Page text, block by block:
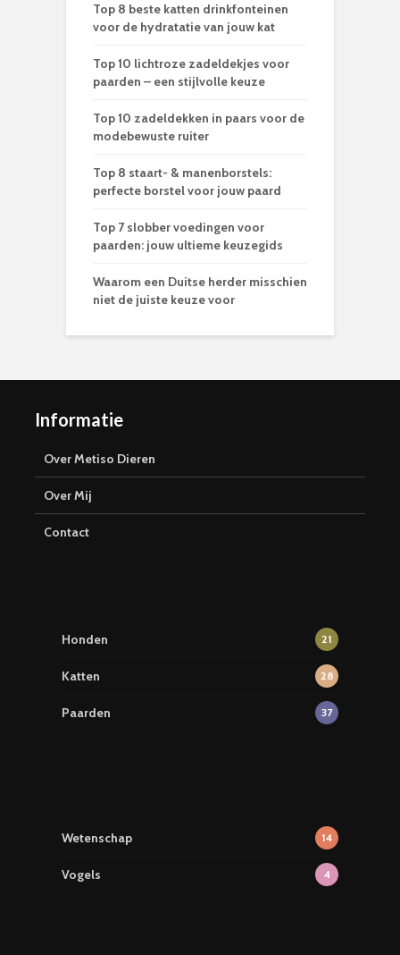
Top 8 beste katten drinkfonteinen
voor de hydratatie van jouw kat
Top 10 lichtroze zadeldekjes voor
paarden – een stijlvolle keuze
Top 10 zadeldekken in paars voor de
modebewuste ruiter
Top 8 staart- & manenborstels:
perfecte borstel voor jouw paard
Top 7 slobber voedingen voor
paarden: jouw ultieme keuzegids
Waarom een Duitse herder misschien
niet de juiste keuze voor
Informatie
Over Metiso Dieren
Over Mij
Contact
Honden 21
Katten 28
Paarden 37
Wetenschap 14
Vogels 4